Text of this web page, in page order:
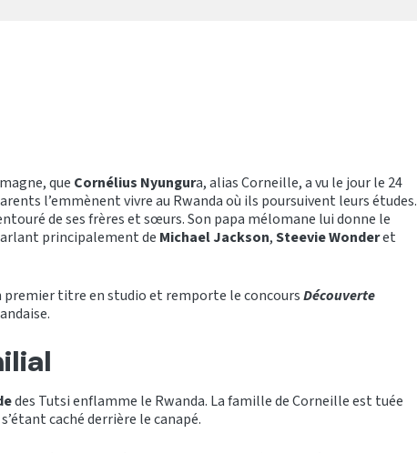
que Cornélius Nyungura, alias Corneille, a vu le jour le 24
l’emmènent vivre au Rwanda où ils poursuivent leurs études.
de ses frères et sœurs. Son papa mélomane lui donne le
principalement de Michael Jackson,Steevie Wonderet
premier titre en studio et remporte le concoursDécouverte
des Tutsi enflamme le Rwanda. La famille de Corneille est tuée
caché derrière le canapé.